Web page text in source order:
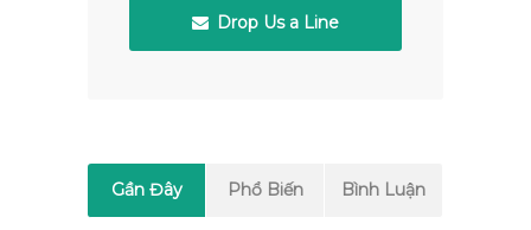
Drop Us a Line
Gần Đây Phổ Biến Bình Luận